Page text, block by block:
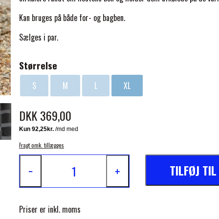
Kan bruges på både for- og bagben.
Sælges i par.
Størrelse
S M L XL
DKK 369,00
Fragt omk. tillægges
− + TILFØJ
Priser er inkl. moms